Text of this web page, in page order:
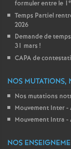
formuler entre le 1
Temps Partiel
2026
Demande de
31 mars !
CAPA de
NOS MUTATIONS,
Nos mutations
Mouvement Inter -
Mouvement Intra -
NOS